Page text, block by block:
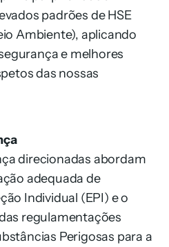
padrões de HSE
Ambiente), aplicando
e melhores
das nossas
direcionadas abordam
adequada de
Individual (EPI) e o
regulamentações
Perigosas para a